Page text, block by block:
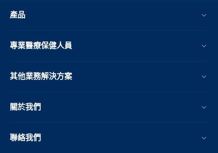
產品
專業醫療保健人員
其他業務解決方案​
關於我們
聯絡我們